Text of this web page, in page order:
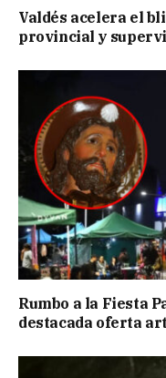
Valdés acelera el
provincial y
Rumbo a la Fiesta
destacada oferta